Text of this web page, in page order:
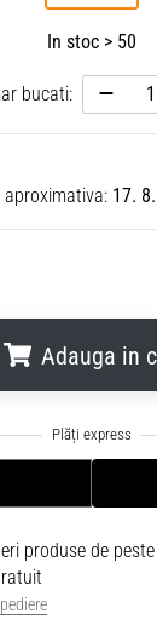
In stoc > 50
bucati:
aproximativa: 17.
Adauga in
produse de peste